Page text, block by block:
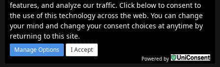
Qui sommes-nous ?
Participer à Blois Capitale
Bénéficier d’une assistance
Facebook
X
features, and analyze our traffic. Click below to consent to
the use of this technology across the web. You can change
your mind and change your consent choices at anytime by
returning to this site.
Manage Options I Accept
Powered by